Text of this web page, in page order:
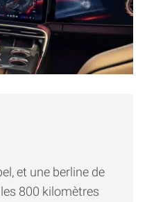
et une berline de
800 kilomètres